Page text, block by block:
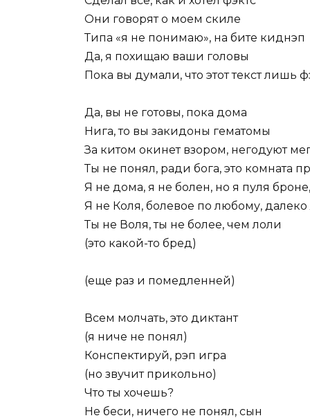
Они говорят о моем скиле
Типа «я не понимаю», на бите киднэп
Да, я похищаю ваши головы
Пока вы думали, что этот текст лишь
Да, вы не готовы, пока дома
Нига, то вы закидоны гематомы
За китом окинет взором, негодуют
Ты не понял, ради бога, это комната
Я не дома, я не болен, но я пуля
Я не Коля, болевое по любому, далеко
Ты не Воля, ты не более, чем лоли
(это какой-то бред)
(еще раз и помедленней)
Всем молчать, это диктант
(я ниче не понял)
Конспектируй, рэп игра
(но звучит прикольно)
Что ты хочешь?
Не беси, ничего не понял, сын